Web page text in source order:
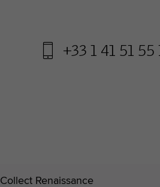
+33 1 41 51 55
Collect Renaissance